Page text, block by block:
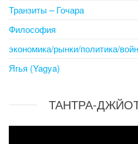
Транзиты – Гочара
Философия
экономика/рынки/политика/
Ягья (Yagya)
ТАНТРА-